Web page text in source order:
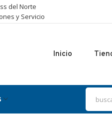
del Norte
y Servicio
Inicio